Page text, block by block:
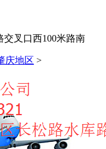
叉口西100米路南
庆地区 >